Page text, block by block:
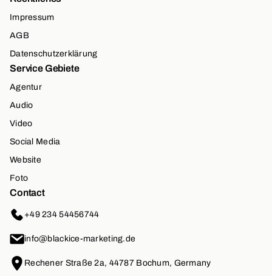
Impressum
AGB
Datenschutzerklärung
Service Gebiete
Agentur
Audio
Video
Social Media
Website
Foto
Contact
+49 234 54456744
info@blackice-marketing.de
Rechener Straße 2a, 44787 Bochum, Germany